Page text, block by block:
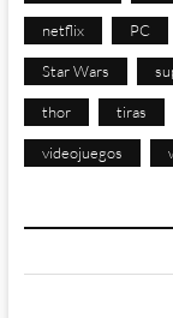
netflix PC
Star Wars
thor tiras
videojuegos